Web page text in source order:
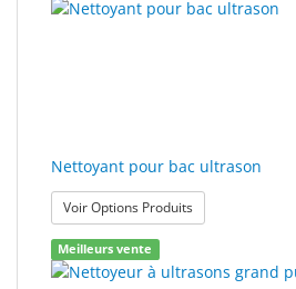
Nettoyant pour bac ultrason
Voir Options Produits: Nettoyant pour
Meilleurs vente